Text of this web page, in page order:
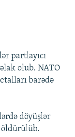
partlayıcı
olub. NATO
barədə
döyüşlər
öldürülüb.